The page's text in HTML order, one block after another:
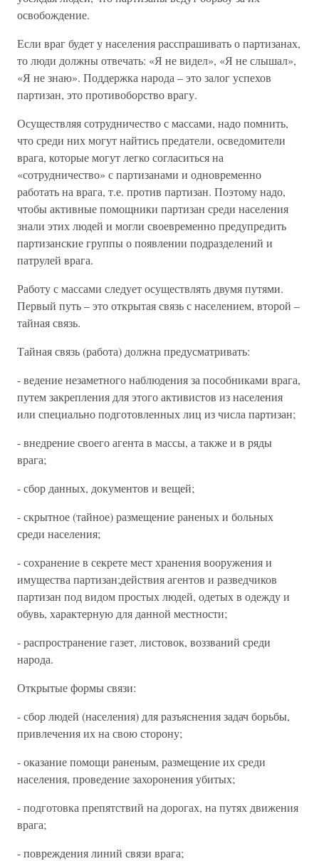
освобождение.
Если враг будет у населения расспрашивать о партизанах,
то люди должны отвечать: «Я не видел», «Я не слышал»,
«Я не знаю». Поддержка народа – это залог успехов
партизан, это противоборство врагу.
Осуществляя сотрудничество с массами, надо помнить,
что среди них могут найтись предатели, осведомители
врага, которые могут легко согласиться на
«сотрудничество» с партизанами и одновременно
работать на врага, т.е. против партизан. Поэтому надо,
чтобы активные помощники партизан среди населения
знали этих людей и могли своевременно предупредить
партизанские группы о появлении подразделений и
патрулей врага.
Работу с массами следует осуществлять двумя путями.
Первый путь – это открытая связь с населением, второй –
тайная связь.
Тайная связь (работа) должна предусматривать:
- ведение незаметного наблюдения за пособниками врага,
путем закрепления для этого активистов из населения
или специально подготовленных лиц из числа партизан;
- внедрение своего агента в массы, а также и в ряды
врага;
- сбор данных, документов и вещей;
- скрытное (тайное) размещение раненых и больных
среди населения;
- сохранение в секрете мест хранения вооружения и
имущества партизан;действия агентов и разведчиков
партизан под видом простых людей, одетых в одежду и
обувь, характерную для данной местности;
- распространение газет, листовок, воззваний среди
народа.
Открытые формы связи:
- сбор людей (населения) для разъяснения задач борьбы,
привлечения их на свою сторону;
- оказание помощи раненым, размещение их среди
населения, проведение захоронения убитых;
- подготовка препятствий на дорогах, на путях движения
врага;
- повреждения линий связи врага;